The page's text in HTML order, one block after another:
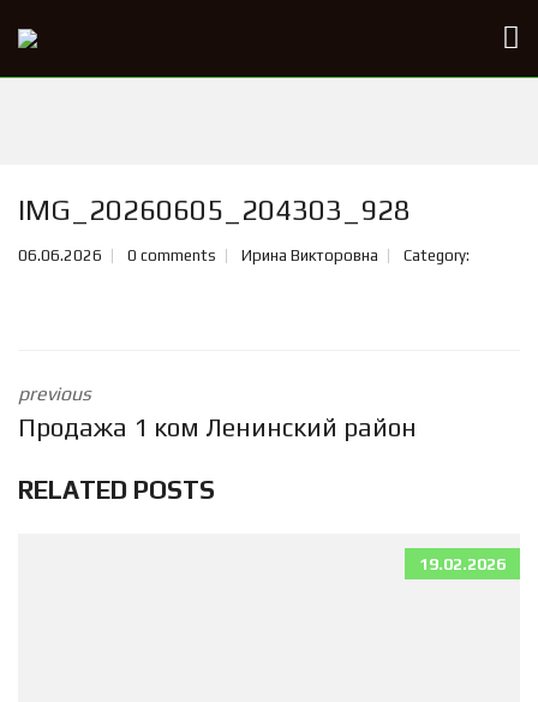
IMG_20260605_204303_928
06.06.2026 0 comments Ирина Викторовна Category:
previous
Продажа 1 ком Ленинский район
RELATED POSTS
19.02.2026